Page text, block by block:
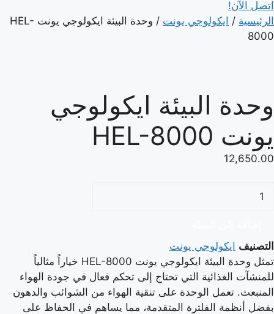
اتصل الآن!
الرئيسية / ايكولوجي يونت
/ وحدة البيئة ايكولوجي يونت HEL-
8000
وحدة البيئة ايكولوجي
يونت HEL-8000
12,650.00
وحدة
يونت
HEL-
8000
التصنيف ايكولوجي يونت
تمثل وحدة البيئة ايكولوجي يونت HEL-8000 خياراً مثالياً
للمنشآت الغذائية التي تحتاج إلى تحكم فعال في جودة الهواء
المنبعث. تعمل الوحدة على تنقية الهواء من الشوائب والدهون
بفضل أنظمة الفلترة المتقدمة، مما يساهم في الحفاظ على